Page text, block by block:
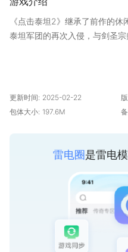
《点击泰坦2》继承了前作的
泰坦军团的再次入侵，与剑圣
更新时间: 2025-02-22
包体大小: 197.6M
雷电圈是雷电